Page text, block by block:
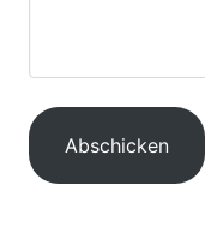
Abschicken